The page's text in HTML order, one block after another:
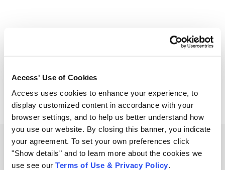
Access' Use of Cookies
Access uses cookies to enhance your experience, to
display customized content in accordance with your
browser settings, and to help us better understand how
you use our website. By closing this banner, you indicate
your agreement. To set your own preferences click
"Show details" and to learn more about the cookies we
use see our Terms of Use & Privacy Policy.
Related Resources